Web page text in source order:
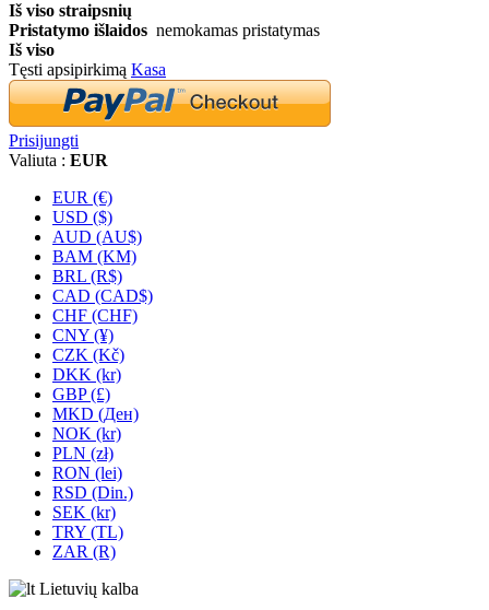
Iš viso straipsnių
Pristatymo išlaidos nemokamas pristatymas
Iš viso
Tęsti apsipirkimą Kasa
Prisijungti
Valiuta : EUR
EUR (€)
USD ($)
AUD (AU$)
BAM (KM)
BRL (R$)
CAD (CAD$)
CHF (CHF)
CNY (¥)
CZK (Kč)
DKK (kr)
GBP (£)
MKD (Ден)
NOK (kr)
PLN (zł)
RON (lei)
RSD (Din.)
SEK (kr)
TRY (TL)
ZAR (R)
Lietuvių kalba